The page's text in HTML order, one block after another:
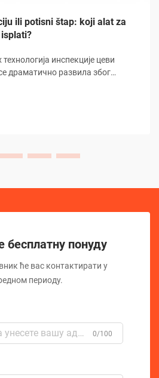
ili potisni štap: koji alat za
инспекције цеви
драматично развила због
штапова и напреднијих...
бесплатну понуду
ће вас контактирати у
периоду.
0/100